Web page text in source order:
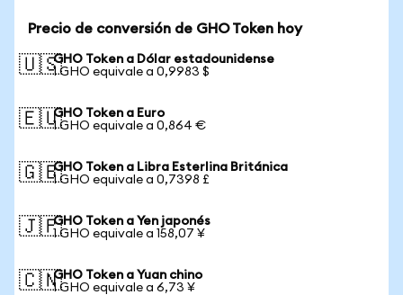
Precio de conversión de GHO Token hoy
🇺🇸GHO Token a Dólar estadounidense
1 GHO equivale a 0,9983 $
🇪🇺GHO Token a Euro
1 GHO equivale a 0,864 €
🇬🇧GHO Token a Libra Esterlina Británica
1 GHO equivale a 0,7398 £
🇯🇵GHO Token a Yen japonés
1 GHO equivale a 158,07 ¥
🇨🇳GHO Token a Yuan chino
1 GHO equivale a 6,73 ¥